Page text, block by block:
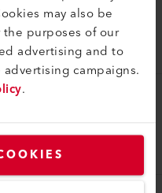
may also be
purposes of our
advertising and to
campaigns.
.
150 mm